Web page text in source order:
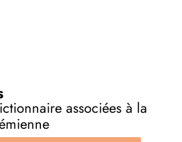
associées à la